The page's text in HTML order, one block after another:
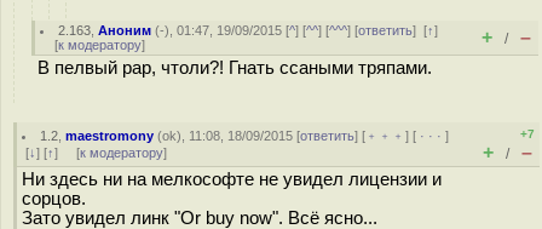
2.163 ,Аноним (-), 01:47, 19/09/2015 [^] [^^] [^^^] [ответить][↑]
[к модератору] + / –
В пелвый раp, чтоли?! Гнать ссаными тряпами.
1.2 ,maestromony (ok), 11:08, 18/09/2015 [ответить] [ ﹢﹢﹢] [ · · ·]
[↓] [↑] [к модератору]
+7
+ / –
Ни здесь ни на мелкософте не увидел лицензии и
сорцов.
Зато увидел линк "Or buy now". Всё ясно...